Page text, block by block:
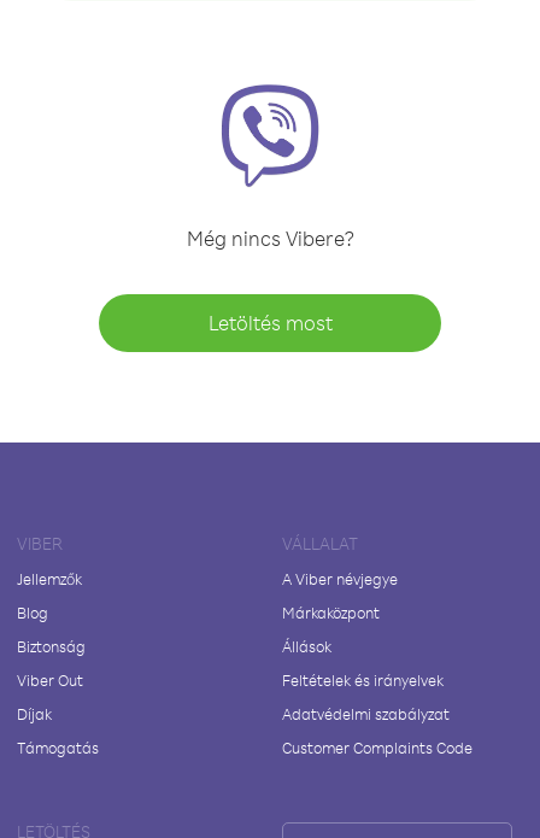
Még nincs Vibere?
Letöltés most
VIBER
Jellemzők
Blog
Biztonság
Viber Out
Díjak
Támogatás
VÁLLALAT
A Viber névjegye
Márkaközpont
Állások
Feltételek és irányelvek
Adatvédelmi szabályzat
Customer Complaints Code
LETÖLTÉS